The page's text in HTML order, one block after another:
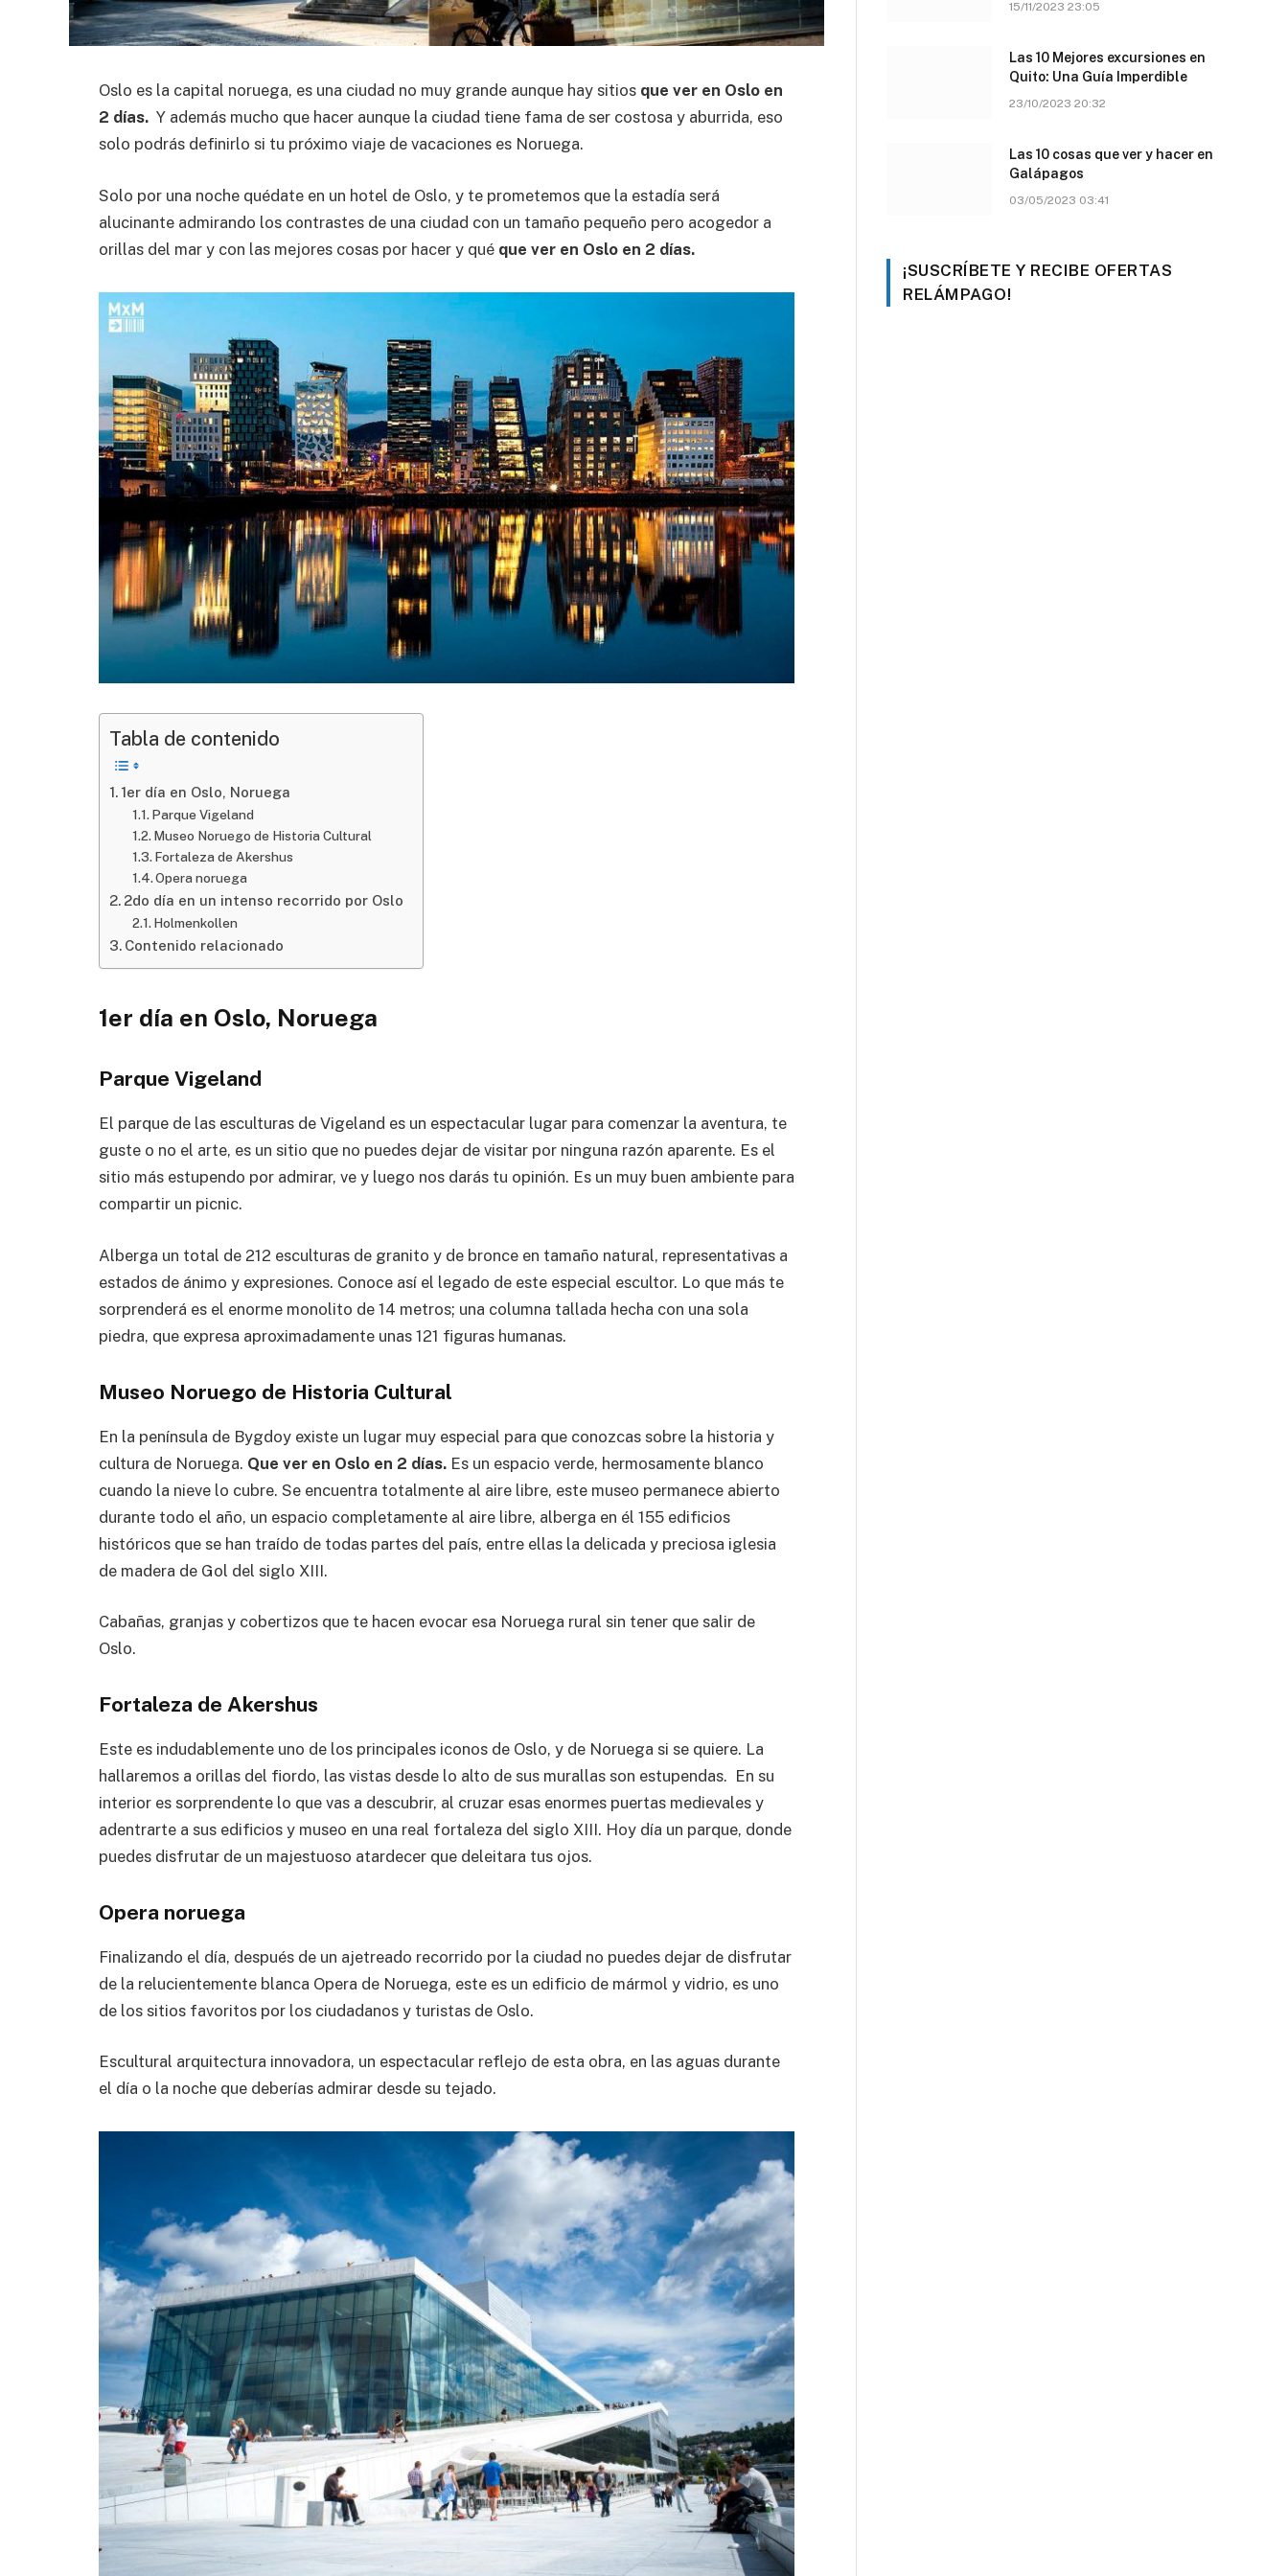
Oslo es la capital noruega, es una ciudad no muy grande aunque hay sitios que ver en Oslo en
2 días. Y además mucho que hacer aunque la ciudad tiene fama de ser costosa y aburrida, eso
solo podrás definirlo si tu próximo viaje de vacaciones es Noruega.
Solo por una noche quédate en un hotel de Oslo, y te prometemos que la estadía será
alucinante admirando los contrastes de una ciudad con un tamaño pequeño pero acogedor a
orillas del mar y con las mejores cosas por hacer y qué que ver en Oslo en 2 días.
Tabla de contenido
1er día en Oslo, Noruega
Parque Vigeland
Museo Noruego de Historia Cultural
Fortaleza de Akershus
Opera noruega
2do día en un intenso recorrido por Oslo
Holmenkollen
Contenido relacionado
1er día en Oslo, Noruega
Parque Vigeland
El parque de las esculturas de Vigeland es un espectacular lugar para comenzar la aventura, te
guste o no el arte, es un sitio que no puedes dejar de visitar por ninguna razón aparente. Es el
sitio más estupendo por admirar, ve y luego nos darás tu opinión. Es un muy buen ambiente para
compartir un picnic.
Alberga un total de 212 esculturas de granito y de bronce en tamaño natural, representativas a
estados de ánimo y expresiones. Conoce así el legado de este especial escultor. Lo que más te
sorprenderá es el enorme monolito de 14 metros; una columna tallada hecha con una sola
piedra, que expresa aproximadamente unas 121 figuras humanas.
Museo Noruego de Historia Cultural
En la península de Bygdoy existe un lugar muy especial para que conozcas sobre la historia y
cultura de Noruega. Que ver en Oslo en 2 días. Es un espacio verde, hermosamente blanco
cuando la nieve lo cubre. Se encuentra totalmente al aire libre, este museo permanece abierto
durante todo el año, un espacio completamente al aire libre, alberga en él 155 edificios
históricos que se han traído de todas partes del país, entre ellas la delicada y preciosa iglesia
de madera de Gol del siglo XIII.
Cabañas, granjas y cobertizos que te hacen evocar esa Noruega rural sin tener que salir de
Oslo.
Fortaleza de Akershus
Este es indudablemente uno de los principales iconos de Oslo, y de Noruega si se quiere. La
hallaremos a orillas del fiordo, las vistas desde lo alto de sus murallas son estupendas. En su
interior es sorprendente lo que vas a descubrir, al cruzar esas enormes puertas medievales y
adentrarte a sus edificios y museo en una real fortaleza del siglo XIII. Hoy día un parque, donde
puedes disfrutar de un majestuoso atardecer que deleitara tus ojos.
Opera noruega
Finalizando el día, después de un ajetreado recorrido por la ciudad no puedes dejar de disfrutar
de la relucientemente blanca Opera de Noruega, este es un edificio de mármol y vidrio, es uno
de los sitios favoritos por los ciudadanos y turistas de Oslo.
Escultural arquitectura innovadora, un espectacular reflejo de esta obra, en las aguas durante
el día o la noche que deberías admirar desde su tejado.
15/11/2023 23:05
Las 10 Mejores excursiones en
Quito: Una Guía Imperdible
23/10/2023 20:32
Las 10 cosas que ver y hacer en
Galápagos
03/05/2023 03:41
¡SUSCRÍBETE Y RECIBE OFERTAS
RELÁMPAGO!